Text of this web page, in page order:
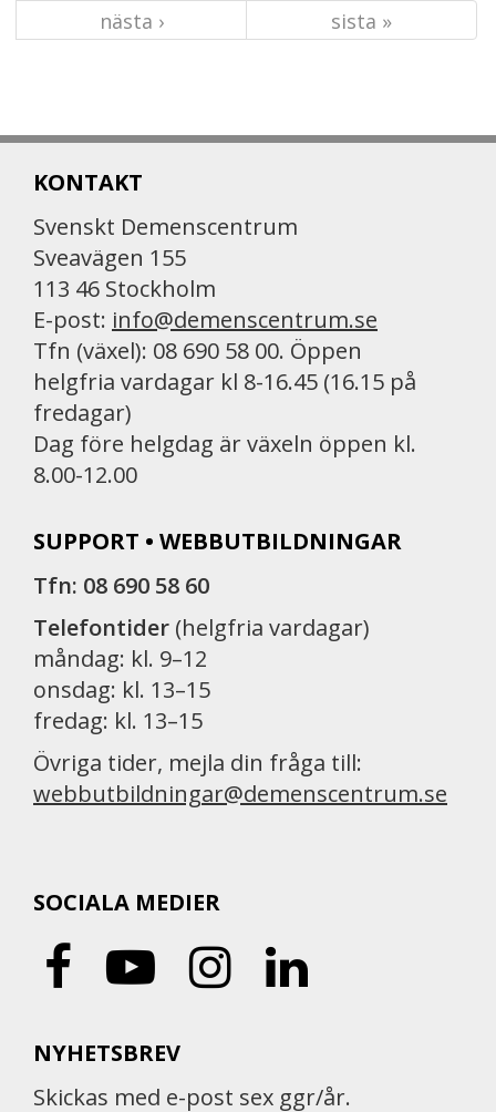
nästa ›
sista »
KONTAKT
Svenskt Demenscentrum
Sveavägen 155
113 46 Stockholm
E-post: info@demenscentrum.se
Tfn (växel): 08 690 58 00. Öppen
helgfria vardagar kl 8-16.45 (16.15 på
fredagar)
Dag före helgdag är växeln öppen kl.
8.00-12.00
SUPPORT • WEBBUTBILDNINGAR
Tfn: 08 690 58 60
Telefontider (helgfria vardagar)
måndag: kl. 9–12
onsdag: kl. 13–15
fredag: kl. 13–15
Övriga tider, mejla din fråga till:
webbutbildningar@demenscentrum.se
SOCIALA MEDIER
NYHETSBREV
Skickas med e-post sex ggr/år.